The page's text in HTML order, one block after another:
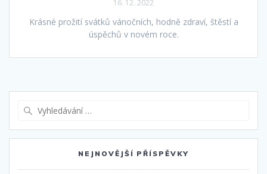
16. 12. 2022
Krásné prožití svátků vánočních, hodně zdraví, štěstí a
úspěchů v novém roce.
NEJNOVĚJŠÍ PŘÍSPĚVKY